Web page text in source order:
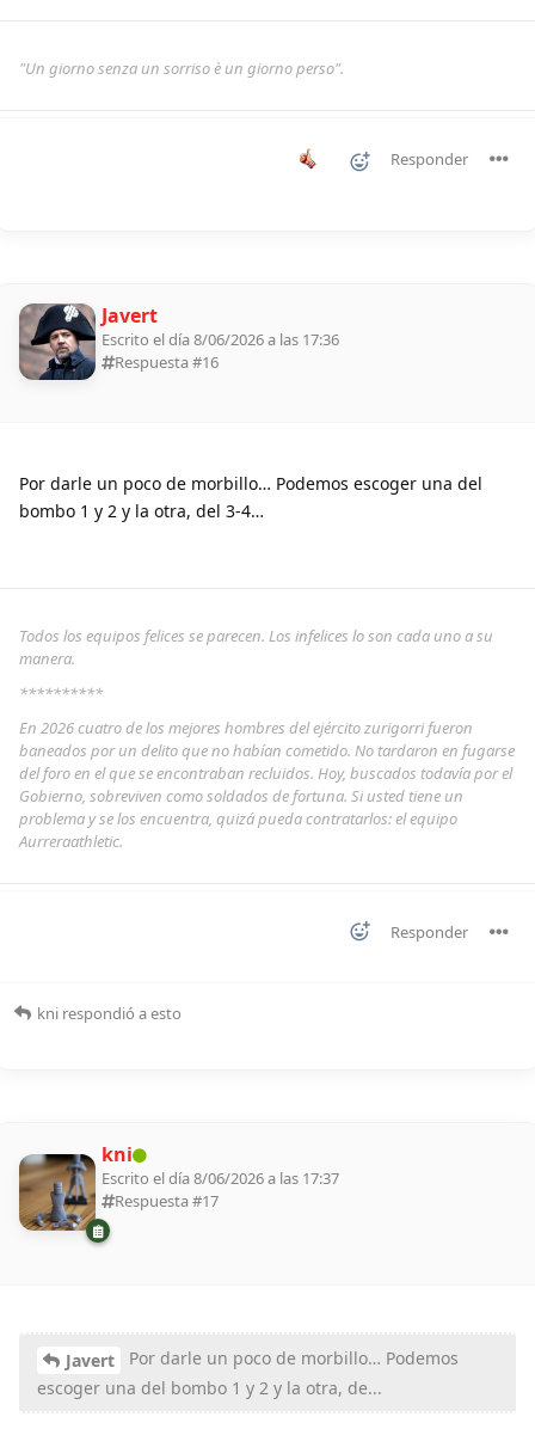
"Un giorno senza un sorriso è un giorno perso".
Responder
Javert
Escrito el día 8/06/2026 a las 17:36
Respuesta #16
Por darle un poco de morbillo… Podemos escoger una del
bombo 1 y 2 y la otra, del 3-4…
Todos los equipos felices se parecen. Los infelices lo son cada uno a su
manera.
**********
En 2026 cuatro de los mejores hombres del ejército zurigorri fueron
baneados por un delito que no habían cometido. No tardaron en fugarse
del foro en el que se encontraban recluidos. Hoy, buscados todavía por el
Gobierno, sobreviven como soldados de fortuna. Si usted tiene un
problema y se los encuentra, quizá pueda contratarlos: el equipo
Aurreraathletic.
Responder
kni respondió a esto
kni
Escrito el día 8/06/2026 a las 17:37
Respuesta #17
Javert
Por darle un poco de morbillo… Podemos
escoger una del bombo 1 y 2 y la otra, de...